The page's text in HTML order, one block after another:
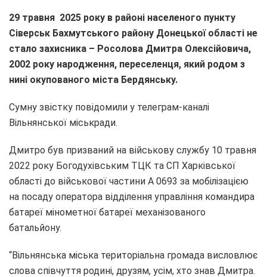
29 травня 2025 року в районі населеного пункту
Сіверськ Бахмутського району Донецької області не
стало захисника – Росолова Дмитра Олексійовича,
2002 року народження, переселенця, який родом з
нині окупованого міста Бердянську.
Сумну звістку повідомили у телеграм-каналі
Вільнянської міськради.
Дмитро був призваний на військову службу 10 травня
2022 року Богодухівським ТЦК та СП Харківської
області до військової частини А 0693 за мобілізацією
на посаду оператора відділення управління командира
батареї мінометної батареї механізованого
батальйону.
“Вільнянська міська територіальна громада висловлює
слова співчуття родині, друзям, усім, хто знав Дмитра.